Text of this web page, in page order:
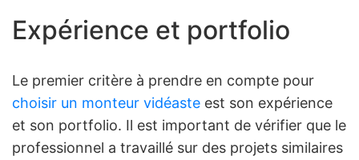
Expérience et portfolio
Le premier critère à prendre en compte pour
choisir un monteur vidéaste est son expérience
et son portfolio. Il est important de vérifier que le
professionnel a travaillé sur des projets similaires